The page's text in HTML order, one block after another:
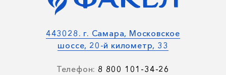
443028. г. Самара, Московское
шоссе, 20-й километр, 33
Телефон: 8 800 101-34-26